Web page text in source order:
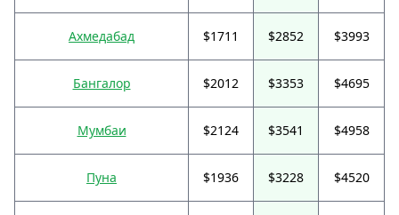
Ахмедабад $1711 $2852 $3993
Бангалор $2012 $3353 $4695
Мумбаи $2124 $3541 $4958
Пуна $1936 $3228 $4520